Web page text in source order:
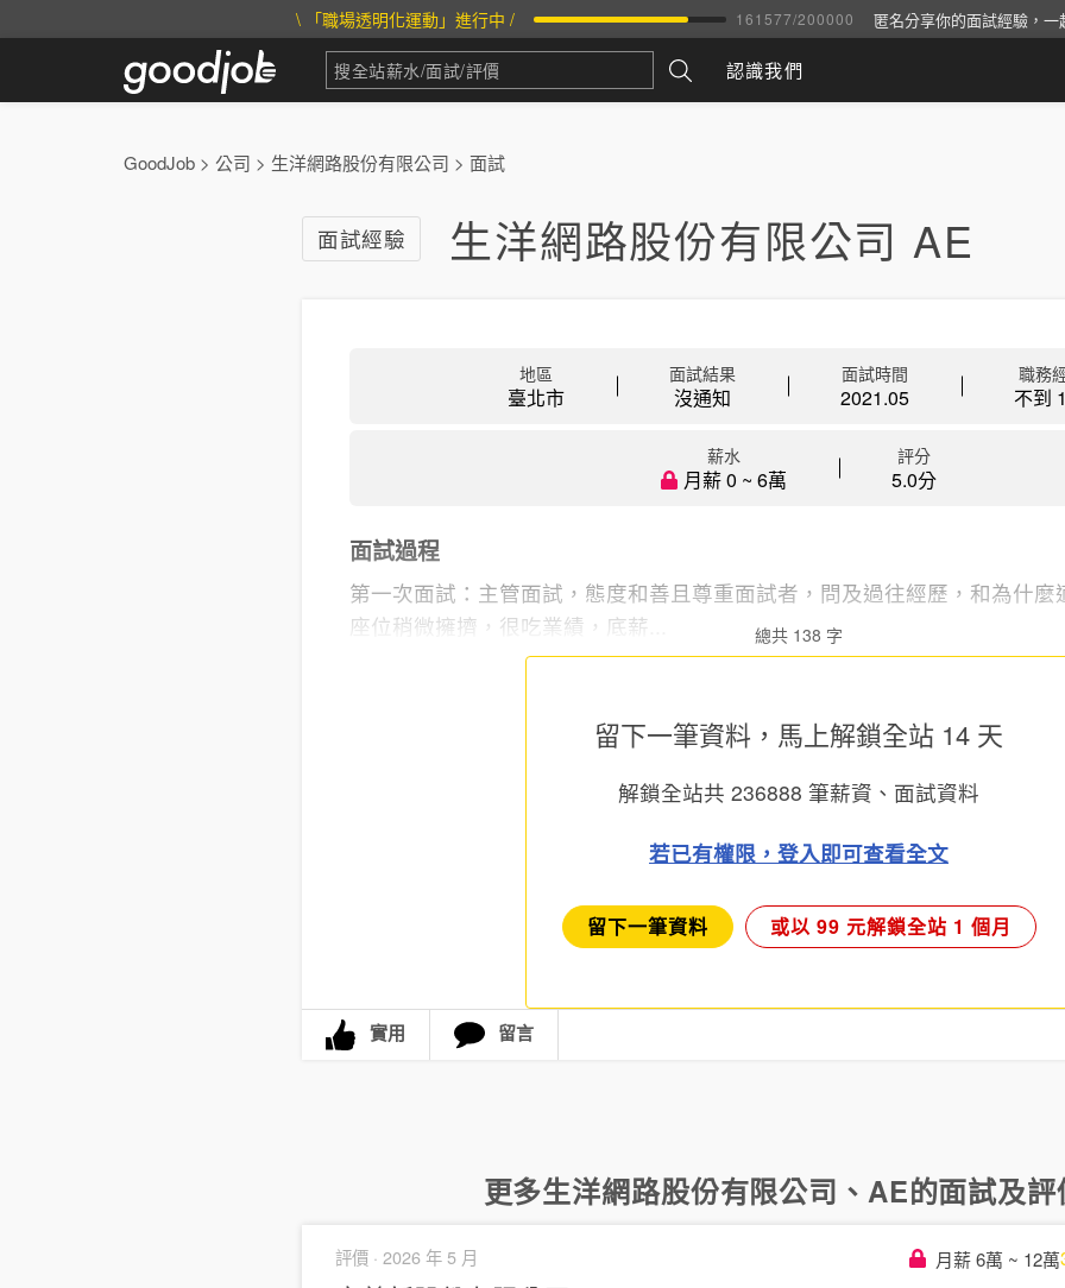
\ 「職場透明化運動」進行中 / 161577/200000 匿名分享你的面試經驗，
認識我們
GoodJob > 公司 > 生洋網路股份有限公司 > 面試
面試經驗 生洋網路股份有限公司 AE
地區
臺北市
面試結果
沒通知
面試時間
2021.05
職務
不到
薪水
月薪 0 ~ 6萬
評分
5.0分
面試過程
第一次面試：主管面試，態度和善且尊重面試者，問及過往經歷，和為什
座位稍微擁擠，很吃業績，底薪...
總共 138 字
留下一筆資料，馬上解鎖全站 14 天
解鎖全站共 236888 筆薪資、面試資料
若已有權限，登入即可查看全文
留下一筆資料 或以 99 元解鎖全站 1 個月
實用 留言
更多生洋網路股份有限公司 、 AE的面試及
評價 · 2026 年 5 月 月薪 6萬 ~ 12萬